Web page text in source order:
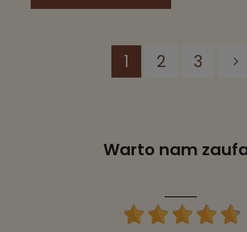
1 2 3
Warto nam